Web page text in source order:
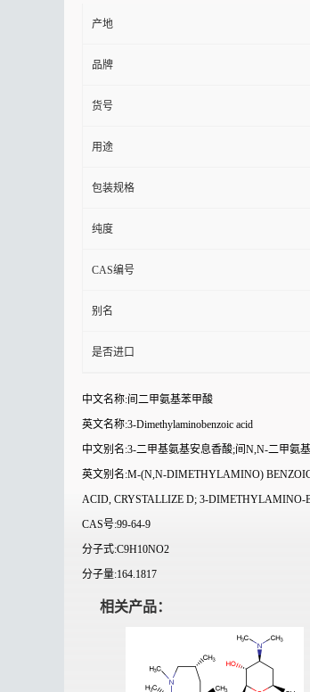
产地
品牌
货号
用途
包装规格
纯度
CAS编号
别名
是否进口
中文名称:间二甲氨基苯甲酸
英文名称:3-Dimethylaminobenzoic acid
中文别名:3-二甲基氨基安息香酸;间N,N-二甲氨
英文别名:M-(N,N-DIMETHYLAMINO) BENZOIC
ACID, CRYSTALLIZE D; 3-DIMETHYLAMINO-
CAS号:99-64-9
分子式:C9H10NO2
分子量:164.1817
相关产品：